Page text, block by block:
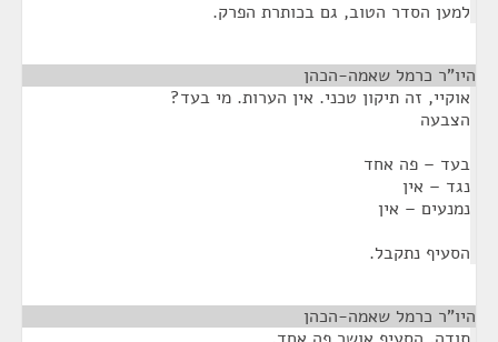
למען הסדר הטוב, גם בכותרת הפרק.
היו"ר כרמל שאמה-הכהן
אוקיי, זה תיקון טכני. אין הערות. מי בעד?
הצבעה
בעד – פה אחד
נגד – אין
נמנעים – אין
הסעיף נתקבל.
היו"ר כרמל שאמה-הכהן